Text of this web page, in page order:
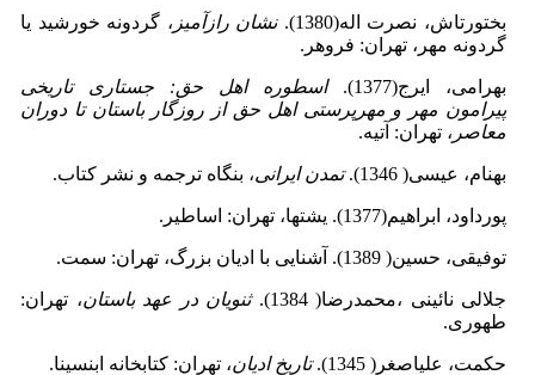
بختورتاش، نصرت اله(1380). نشان رازآمیز ، گردونه خورشید یا
گردونه مهر، تهران: فروهر.
بهرامی، ایرج(1377).
اسطوره اهل حق: جستاری تاریخی
پیرامون مهر و مهرپرستی اهل حق از روزگار باستان تا دوران
معاصر ، تهران: آتیه.
بهنام، عیسی( 1346). تمدن ایرانی، بنگاه ترجمه و نشر کتاب.
پورداود، ابراهیم(1377). یشت­ها، تهران: اساطیر.
توفیقی، حسین( 1389). آشنایی با ادیان بزرگ، تهران: سمت.
جلالی نائینی ،محمدرضا( 1384). ثنویان در عهد باستان، تهران:
طهوری.
حکمت، علی­اصغر( 1345). تاریخ ادیان، تهران: کتابخانه ابن­سینا.